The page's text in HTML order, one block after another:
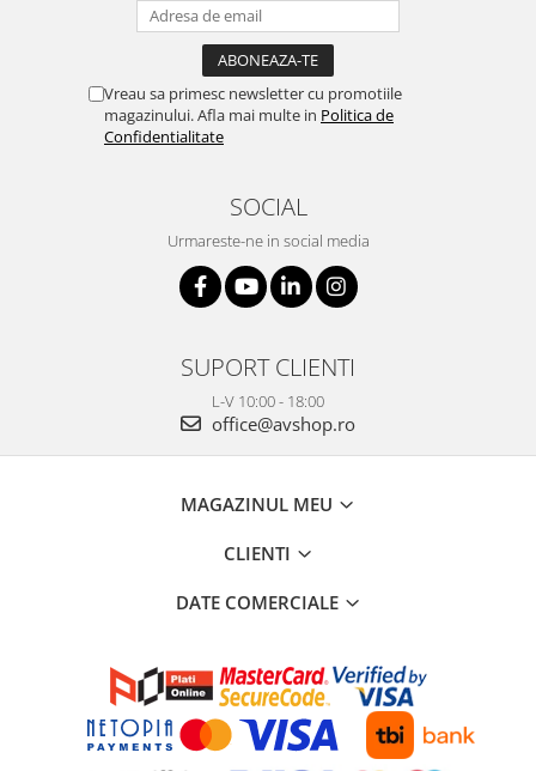
Vreau sa primesc newsletter cu promotiile
magazinului. Afla mai multe in Politica de
Confidentialitate
SOCIAL
Urmareste-ne in social media
SUPORT CLIENTI
L-V 10:00 - 18:00
office@avshop.ro
MAGAZINUL MEU
CLIENTI
DATE COMERCIALE